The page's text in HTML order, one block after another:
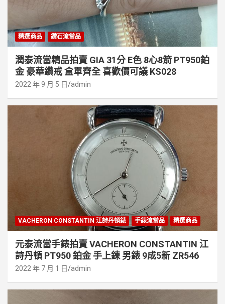
精選商品 鑽石流當品
潤泰流當精品拍賣 GIA 31分 E色 8心8箭 PT950鉑
金 豪華鑽戒 盒單齊全 喜歡價可議 KS028
2022 年 9 月 5 日 admin
VACHERON CONSTANTIN 江詩丹頓錶 手錶流當品 精選商品
元泰流當手錶拍賣 VACHERON CONSTANTIN 江
詩丹頓 PT950 鉑金 手上鍊 男錶 9成5新 ZR546
2022 年 7 月 1 日 admin